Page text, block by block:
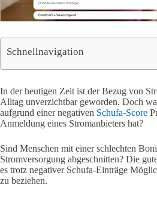
Schnellnavigation
In der heutigen Zeit ist der Bezug von
Alltag unverzichtbar geworden. Doch
aufgrund einer negativen Schufa-Score
Anmeldung eines Stromanbieters hat?
Sind Menschen mit einer schlechten
Stromversorgung abgeschnitten? Die
es trotz negativer Schufa-Einträge
zu beziehen.